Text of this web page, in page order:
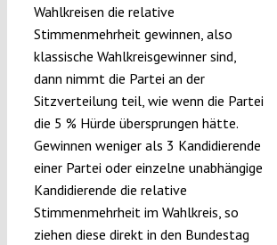
Wahlkreisen die relative
Stimmenmehrheit gewinnen, also
klassische Wahlkreisgewinner sind,
dann nimmt die Partei an der
Sitzverteilung teil, wie wenn die Partei
die 5 % Hürde übersprungen hätte.
Gewinnen weniger als 3 Kandidierende
einer Partei oder einzelne unabhängige
Kandidierende die relative
Stimmenmehrheit im Wahlkreis, so
ziehen diese direkt in den Bundestag